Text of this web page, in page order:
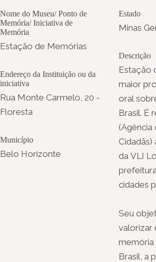
Nome do Museu/ Ponto de
Memória/ Iniciativa de
Memória
Estação de Memórias
Endereço da Instituição ou da
iniciativa
Rua Monte Carmelo, 20 -
Floresta
Município
Belo Horizonte
Estado
Minas
Descrição
Estação
maior
oral
Brasil. É
(Agência
Cidadãs)
da VLI
cidades
Seu
valorizar
memória
Brasil, a